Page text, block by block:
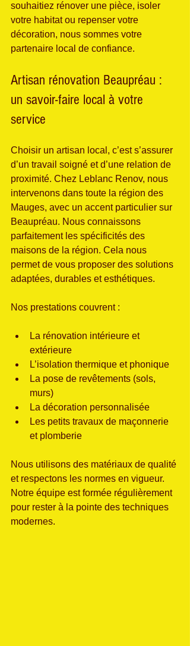
souhaitiez rénover une pièce, isoler
votre habitat ou repenser votre
décoration, nous sommes votre
partenaire local de confiance.
Artisan rénovation Beaupréau :
un savoir-faire local à votre
service
Choisir un artisan local, c’est s’assurer
d’un travail soigné et d’une relation de
proximité. Chez Leblanc Renov, nous
intervenons dans toute la région des
Mauges, avec un accent particulier sur
Beaupréau. Nous connaissons
parfaitement les spécificités des
maisons de la région. Cela nous
permet de vous proposer des solutions
adaptées, durables et esthétiques.
Nos prestations couvrent :
La rénovation intérieure et
extérieure
L’isolation thermique et phonique
La pose de revêtements (sols,
murs)
La décoration personnalisée
Les petits travaux de maçonnerie
et plomberie
Nous utilisons des matériaux de qualité
et respectons les normes en vigueur.
Notre équipe est formée régulièrement
pour rester à la pointe des techniques
modernes.